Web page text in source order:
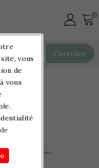
0
Chercher
vous
de
vous